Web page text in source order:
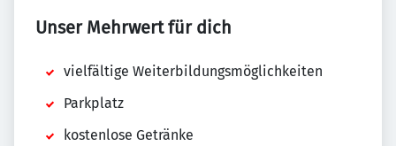
Unser Mehrwert für dich
vielfältige Weiterbildungsmöglichkeiten
Parkplatz
kostenlose Getränke